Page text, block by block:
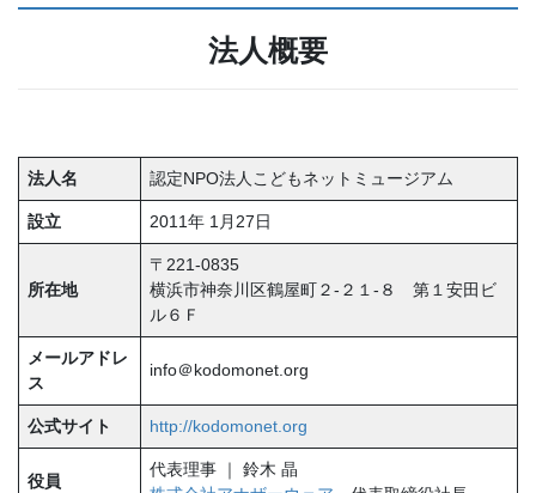
法人概要
法人名 認定NPO法人こどもネットミュージアム
設立 2011年 1月27日
所在地
〒221-0835
横浜市神奈川区鶴屋町２-２１-８ 第１安田ビ
ル６Ｆ
メールアドレ
ス
info＠kodomonet.org
公式サイト http://kodomonet.org
役員
代表理事 ｜ 鈴木 晶